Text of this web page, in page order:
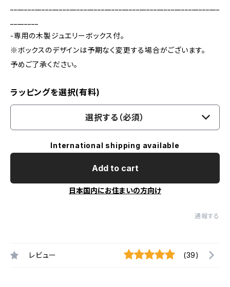
-専用の木製ジュエリーボックス付。
※ボックスのデザインは予期なく変更する場合がございます。
予めご了承ください。
ラッピングを選択(有料)
選択する（必須）
International shipping available
Add to cart
日本国内にお住まいの方向け
通報する
レビュー (39)